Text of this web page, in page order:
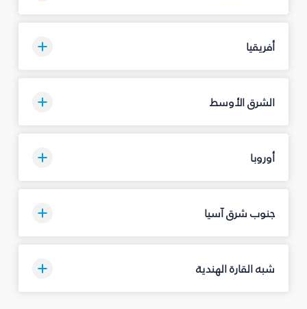
أفريقيا
الشرق الأوسط
أوروبا
جنوب شرق آسيا
شبه القارة الهندية